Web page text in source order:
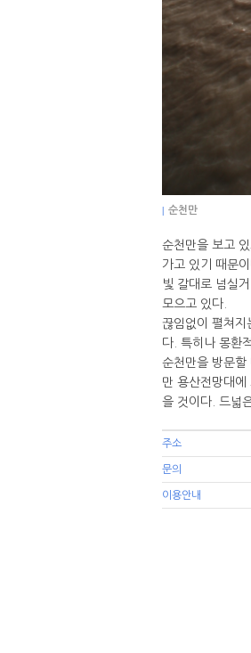
| 순천만
순천만을 보고
가고 있기 때문
빛 갈대로 넘실
모으고 있다.
끊임없이 펼쳐지
다. 특히나 몽환
순천만을 방문할
만 용산전망대
을 것이다. 드넓
주소
문의
이용안내